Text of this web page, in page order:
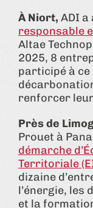
À Niort, ADI a
responsable
Altae
2025, 8
participé à
renforcer
Près de
Prouet à
démarche
Territoriale
dizaine
l’énergie, les
et la